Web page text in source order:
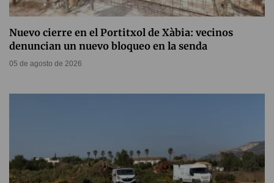
Nuevo cierre en el Portitxol de Xàbia: vecinos
denuncian un nuevo bloqueo en la senda
05 de agosto de 2026